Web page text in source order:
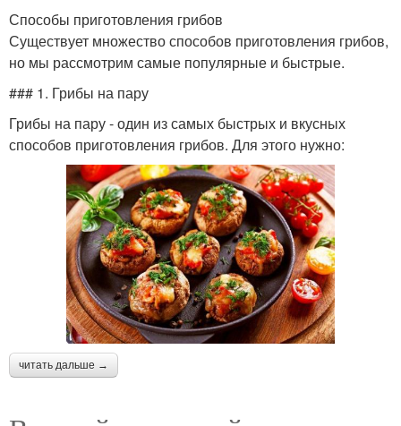
Способы приготовления грибов
Существует множество способов приготовления грибов,
но мы рассмотрим самые популярные и быстрые.
### 1. Грибы на пару
Грибы на пару - один из самых быстрых и вкусных
способов приготовления грибов. Для этого нужно:
читать дальше →